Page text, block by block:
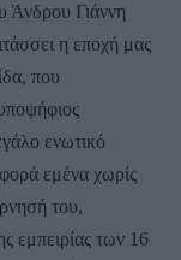
Άνδρου Γιάννη
η εποχή μας
που
ενωτικό
εμένα χωρίς
του,
εμπειρίας των 16